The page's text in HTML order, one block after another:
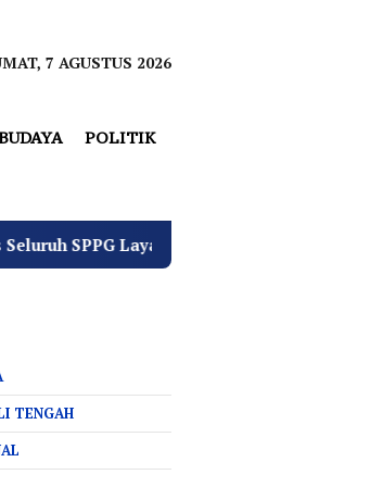
7 AGUSTUS 2026
POLITIK
Operasi
TENGAH